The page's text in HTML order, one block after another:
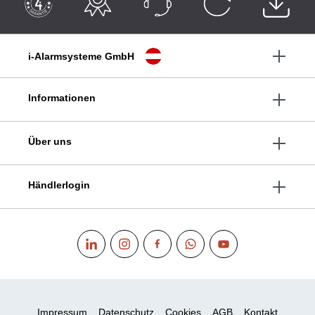
i-Alarmsysteme GmbH
Informationen
Über uns
Händlerlogin
Impressum Datenschutz Cookies AGB Kontakt